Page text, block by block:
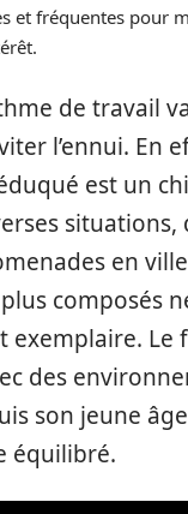
et fréquentes pour
de travail
l’ennui. En
est un
situations,
en
composés
exemplaire. Le
des
son jeune
équilibré.